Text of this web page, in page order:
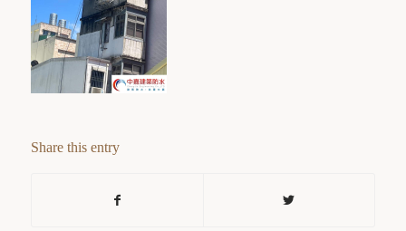
Share this entry